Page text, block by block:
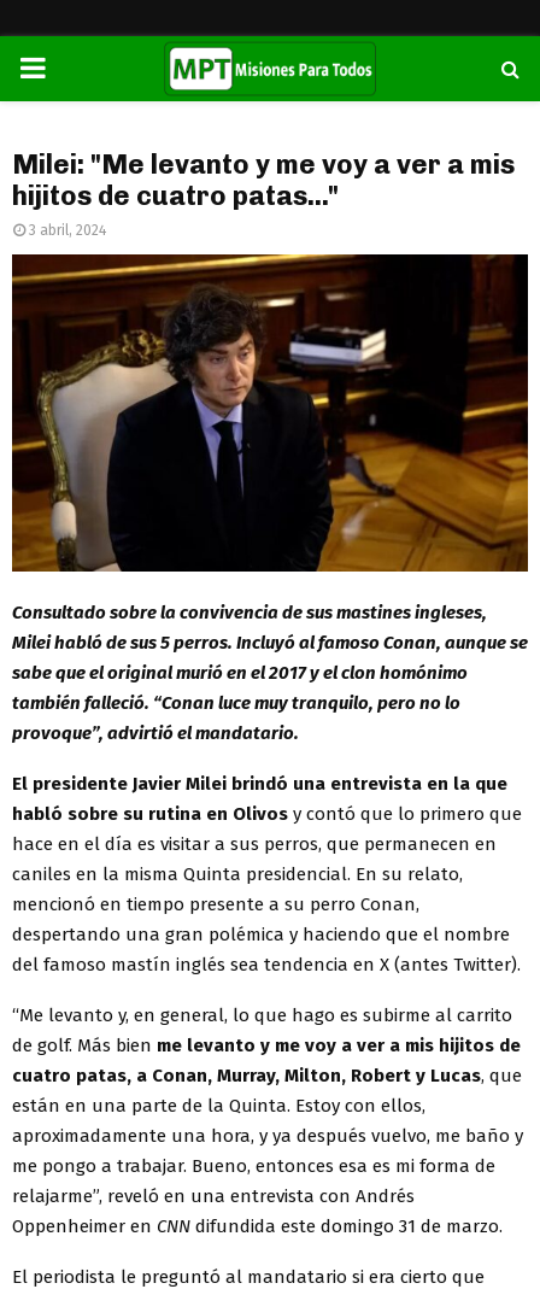
PRIMARY
Milei: "Me levanto y me voy a ver a mis
hijitos de cuatro patas..."
3 abril, 2024
Consultado sobre la convivencia de sus mastines ingleses,
Milei habló de sus 5 perros. Incluyó al famoso Conan, aunque se
sabe que el original murió en el 2017 y el clon homónimo
también falleció. “Conan luce muy tranquilo, pero no lo
provoque”, advirtió el mandatario.
El presidente Javier Milei brindó una entrevista en la que
habló sobre su rutina en Olivos y contó que lo primero que
hace en el día es visitar a sus perros, que permanecen en
caniles en la misma Quinta presidencial. En su relato,
mencionó en tiempo presente a su perro Conan,
despertando una gran polémica y haciendo que el nombre
del famoso mastín inglés sea tendencia en X (antes Twitter).
“Me levanto y, en general, lo que hago es subirme al carrito
de golf. Más bien me levanto y me voy a ver a mis hijitos de
cuatro patas, a Conan, Murray, Milton, Robert y Lucas, que
están en una parte de la Quinta. Estoy con ellos,
aproximadamente una hora, y ya después vuelvo, me baño y
me pongo a trabajar. Bueno, entonces esa es mi forma de
relajarme”, reveló en una entrevista con Andrés
Oppenheimer en CNN difundida este domingo 31 de marzo.
El periodista le preguntó al mandatario si era cierto que